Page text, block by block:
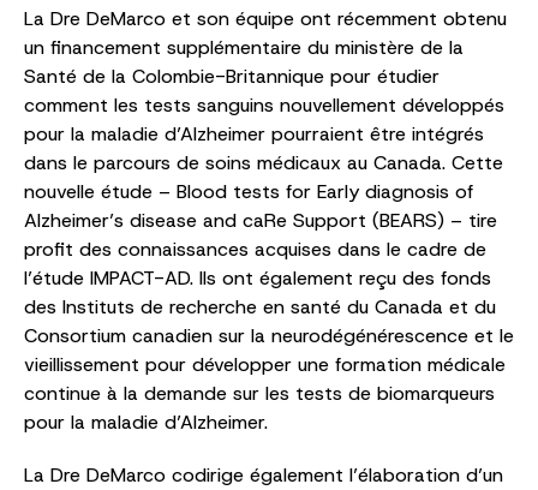
La Dre DeMarco et son équipe ont récemment obtenu
un financement supplémentaire du ministère de la
Santé de la Colombie-Britannique pour étudier
comment les tests sanguins nouvellement développés
pour la maladie d’Alzheimer pourraient être intégrés
dans le parcours de soins médicaux au Canada. Cette
nouvelle étude – Blood tests for Early diagnosis of
Alzheimer’s disease and caRe Support (BEARS) – tire
profit des connaissances acquises dans le cadre de
l’étude IMPACT-AD. Ils ont également reçu des fonds
des Instituts de recherche en santé du Canada et du
Consortium canadien sur la neurodégénérescence et le
vieillissement pour développer une formation médicale
continue à la demande sur les tests de biomarqueurs
pour la maladie d’Alzheimer.
La Dre DeMarco codirige également l’élaboration d’un